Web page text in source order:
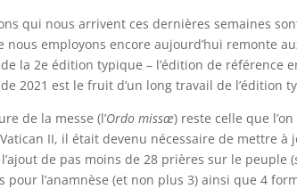
qui nous arrivent ces dernières semaines
nous employons encore aujourd’hui remonte
la 2e édition typique – l’édition de référence
2021 est le fruit d’un long travail de l’édition
de la messe (l’Ordo missæ) reste celle que
II, il était devenu nécessaire de mettre
de pas moins de 28 prières sur le peuple (
pour l’anamnèse (et non plus 3) ainsi que 4